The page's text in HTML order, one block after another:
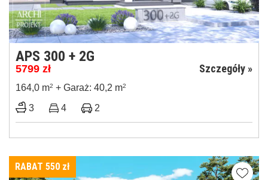
APS 300 + 2G
5799 zł Szczegóły »
164,0 m2 + Garaż: 40,2 m2
3 4 2
RABAT 550 zł